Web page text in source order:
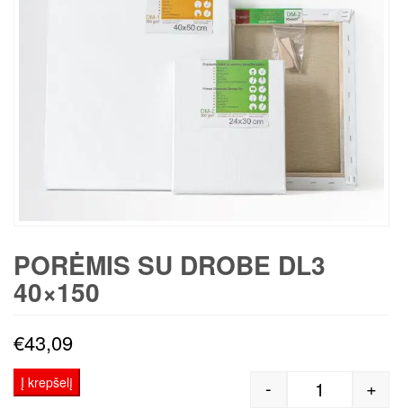
PORĖMIS SU DROBE DL3
40×150
€43,09
produkto
- +
Į krepšelį